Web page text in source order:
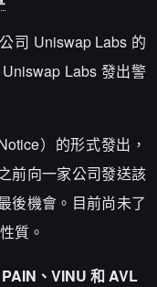
司 Uniswap Labs 的
Labs 發出警
）的形式發出，
前向一家公司發送該
後機會。目前尚未了
質。
、VINU 和 AVL